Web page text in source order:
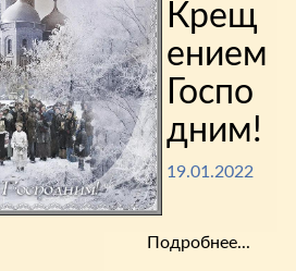
Крещ
ением
Госпо
дним!
19.01.2022
Подробнее...